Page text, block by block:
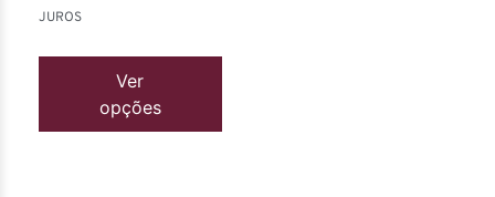
JUROS
Ver
opções